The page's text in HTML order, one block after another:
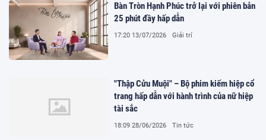
Bàn Tròn Hạnh Phúc trở lại với phiên bản
25 phút đầy hấp dẫn
17:20 13/07/2026 Giải trí
"Thập Cửu Muội" – Bộ phim kiếm hiệp cổ
trang hấp dẫn với hành trình của nữ hiệp
tài sắc
18:09 28/06/2026 Tin tức